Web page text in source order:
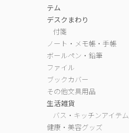
テム
デスクまわり
付箋
ノート・メモ帳・手帳
ボールペン・鉛筆
ファイル
ブックカバー
その他文具用品
生活雑貨
バス・キッチンアイテム
健康・美容グッズ